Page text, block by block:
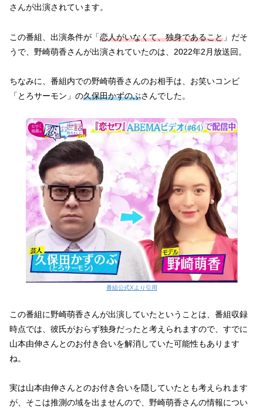
さんが出演されています。
この番組、出演条件が「恋人がいなくて、独身であること 」だそ
うで、野崎萌香さんが出演されていたのは、2022年2月放送回。
ちなみに、番組内での野崎萌香さんのお相手は、お笑いコンビ
「とろサーモン」の久保田かずのぶさんでした。
番組公式Xより引用
この番組に野崎萌香さんが出演していたということは、番組収録
時点では、彼氏がおらず独身だったと考えられますので、すでに
山本由伸さんとのお付き合いを解消していた可能性もあります
ね。
実は山本由伸さんとのお付き合いを隠していたとも考えられます
が、そこは推測の域を出ませんので、野崎萌香さんの情報につい